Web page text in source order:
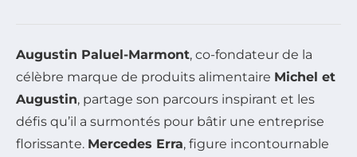
Augustin Paluel-Marmont, co-fondateur de la
célèbre marque de produits alimentaire Michel et
Augustin, partage son parcours inspirant et les
défis qu’il a surmontés pour bâtir une entreprise
florissante. Mercedes Erra, figure incontournable